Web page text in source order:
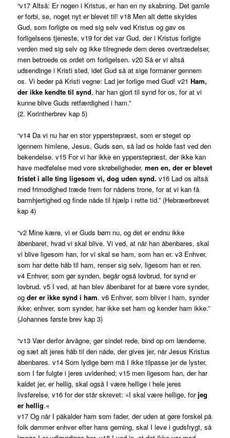
“v17 Altså: Er nogen i Kristus, er han en ny skabning. Det gamle
er forbi, se, noget nyt er blevet til! v18 Men alt dette skyldes
Gud, som forligte os med sig selv ved Kristus og gav os
forligelsens tjeneste, v19 for det var Gud, der i Kristus forligte
verden med sig selv og ikke tilregnede dem deres overtrædelser,
men betroede os ordet om forligelsen. v20 Så er vi altså
udsendinge i Kristi sted, idet Gud så at sige formaner gennem
os. Vi beder på Kristi vegne: Lad jer forlige med Gud! v21Ham,
der ikke kendte til synd, har han gjort til synd for os, for at vi
kunne blive Guds retfærdighed i ham.”
(2. Korintherbrev kap 5)
“v14 Da vi nu har en stor ypperstepræst, som er steget op
igennem himlene, Jesus, Guds søn, så lad os holde fast ved den
bekendelse. v15 For vi har ikke en ypperstepræst, der ikke kan
have medfølelse med vore skrøbeligheder,men en, der er blevet
fristet i alle ting ligesom vi, dog uden synd. v16 Lad os altså
med frimodighed træde frem for nådens trone, for at vi kan få
barmhjertighed og finde nåde til hjælp i rette tid.” (Hebræerbrevet
kap 4)
“v2 Mine kære, vi er Guds børn nu, og det er endnu ikke
åbenbaret, hvad vi skal blive. Vi ved, at når han åbenbares, skal
vi blive ligesom han, for vi skal se ham, som han er. v3 Enhver,
som har dette håb til ham, renser sig selv, ligesom han er ren.
v4 Enhver, som gør synden, begår også lovbrud, for synd er
lovbrud. v5 I ved, at han blev åbenbaret for at bære vore synder,
ogder er ikke synd i ham. v6 Enhver, som bliver i ham, synder
ikke; enhver, som synder, har ikke set ham og kender ham ikke.”
(Johannes første brev kap 3)
“v13 Vær derfor årvågne, gør sindet rede, bind op om lænderne,
og sæt alt jeres håb til den nåde, der gives jer, når Jesus Kristus
åbenbares. v14 Som lydige børn må I ikke tilpasse jer de lyster,
som I før fulgte i jeres uvidenhed; v15 men ligesom han, der har
kaldet jer, er hellig, skal også I være hellige i hele jeres
livsførelse, v16 for der står skrevet: »I skal være hellige, for jeg
er hellig.«
v17 Og når I påkalder ham som fader, der uden at gøre forskel på
folk dømmer enhver efter hans gerning, skal I leve i gudsfrygt, så